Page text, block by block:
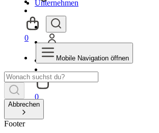
Unternehmen
0
0
Mobile Navigation öffnen
Abbrechen
Footer